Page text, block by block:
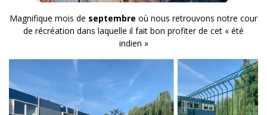
Magnifique mois de septembre où nous retrouvons notre cour
de récréation dans laquelle il fait bon profiter de cet « été
indien »